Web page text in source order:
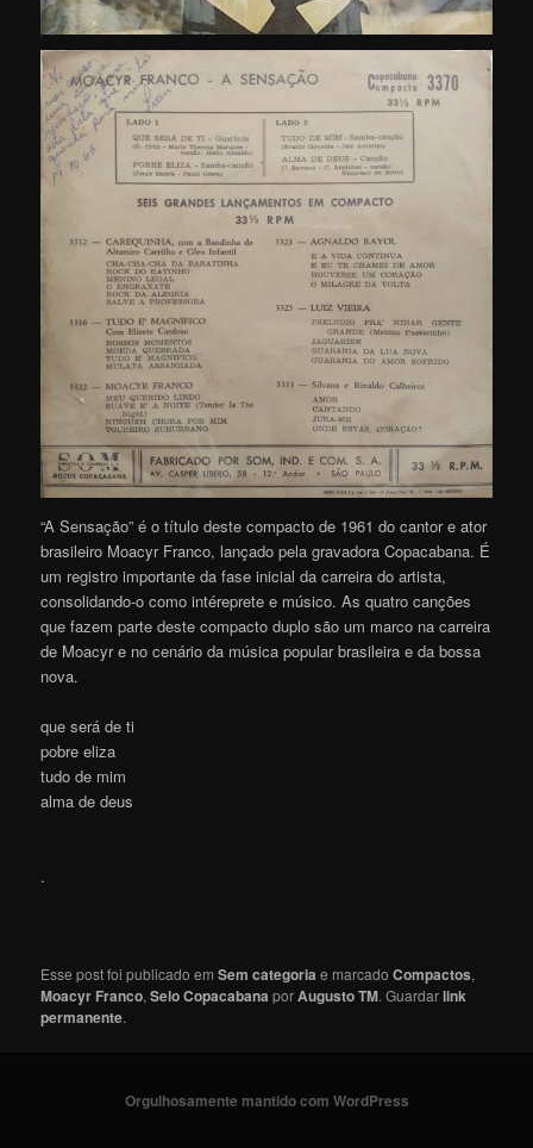
“A Sensação” é o título deste compacto de 1961 do cantor e ator
brasileiro Moacyr Franco, lançado pela gravadora Copacabana. É
um registro importante da fase inicial da carreira do artista,
consolidando-o como intéreprete e músico. As quatro canções
que fazem parte deste compacto duplo são um marco na carreira
de Moacyr e no cenário da música popular brasileira e da bossa
nova.
que será de ti
pobre eliza
tudo de mim
alma de deus
.
Esse post foi publicado emSem categoria e marcadoCompactos,
Moacyr Franco,Selo Copacabana porAugusto TM. Guardarlink
permanente.
Orgulhosamente mantido com WordPress